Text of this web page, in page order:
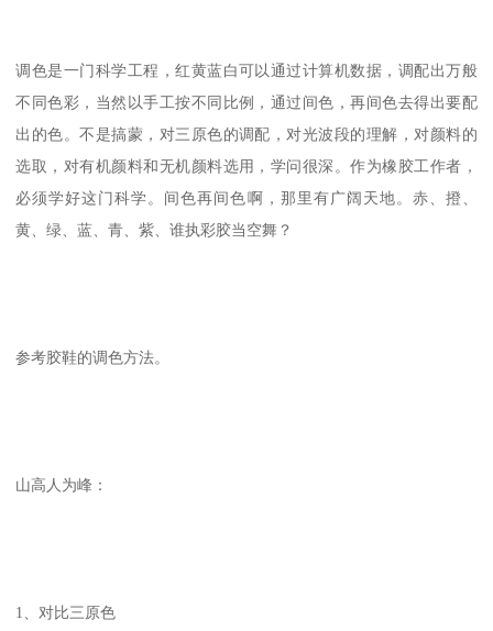
调色是一门科学工程，红黄蓝白可以通过计算机数据，调配出万般
不同色彩，当然以手工按不同比例，通过间色，再间色去得出要配
出的色。不是搞蒙，对三原色的调配，对光波段的理解，对颜料的
选取，对有机颜料和无机颜料选用，学问很深。作为橡胶工作者，
必须学好这门科学。间色再间色啊，那里有广阔天地。赤、撜、
黄、绿、蓝、青、紫、谁执彩胶当空舞？
参考胶鞋的调色方法。
山高人为峰：
1、对比三原色